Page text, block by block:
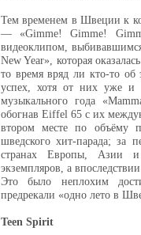
Тем временем в Швеции к
— «Gimme! Gimme!
видеоклипом,
New Year», которая
то время вряд ли кто-то
успех, хотя от них уже и
музыкального года
обогнав Eiffel 65 с их
втором месте по объёму
шведского хит-парада; за
странах Европы, Азии
экземпляров, а
Это было неплохим
предрекали «одно лето в
Teen Spirit